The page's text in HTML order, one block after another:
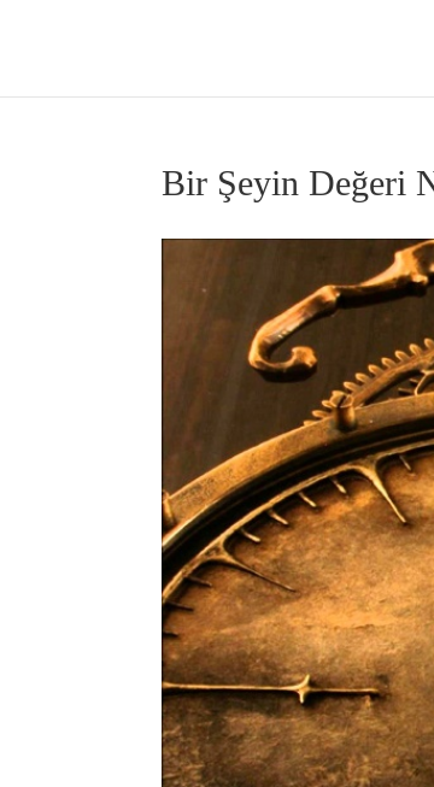
Bir Şeyin Değeri